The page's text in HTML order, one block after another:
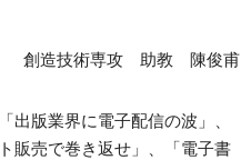
方へ
創造技術専攻 助教 陳俊甫
版業界に電子配信の波」、
販売で巻き返せ」、「電子書